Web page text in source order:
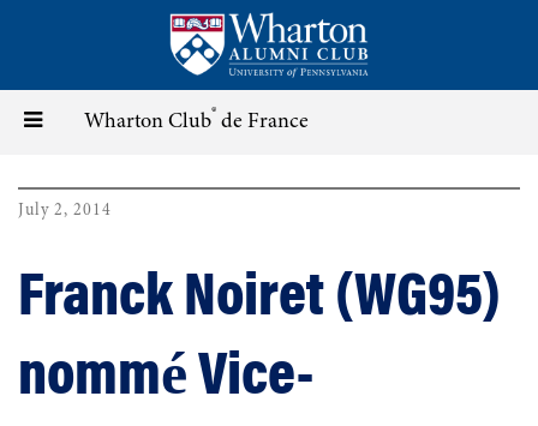
content
Toggle
navigation
Wharton Club® de France
July 2, 2014
Franck Noiret (WG95)
nommé Vice-